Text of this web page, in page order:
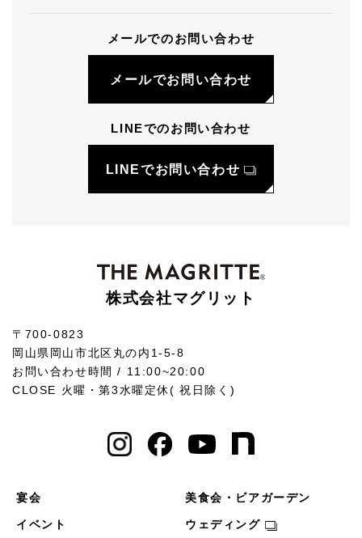
メールでのお問い合わせ
メールでお問い合わせ
LINEでのお問い合わせ
LINEでお問い合わせ
株式会社マグリット
〒700-0823
岡山県岡山市北区丸の内1-5-8
お問い合わせ時間 / 11:00~20:00
CLOSE 火曜・第3水曜定休( 祝日除く)
宴会 美食会・ビアガーデン
イベント ウェディング